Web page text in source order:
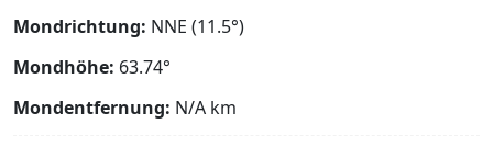
Mondrichtung: NNE (11.5°)
Mondhöhe: 63.74°
Mondentfernung: N/A km